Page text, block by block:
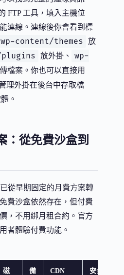
FTP 工具，填入主機位
連線。連線後你會看到標
wp-content/themes
放
放外掛、
wp-
檔案。你也可以直接用
理外掛在後台中存取檔
。
：從免費沙盒到
從早期固定的月費方案轉
費沙盒依然存在，但付費
，不用綁月租合約。官方
者體驗付費功能。
磁
備
CDN 安全防護